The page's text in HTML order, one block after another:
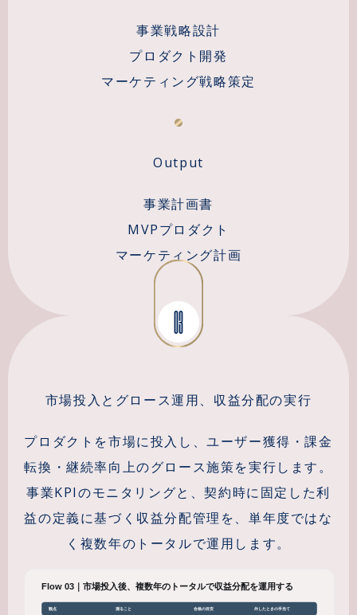
事業戦略設計
プロダクト開発
マーケティング戦略策定
Output
事業計画書
MVPプロダクト
マーケティング計画
03
市場投入とグロース運用、収益分配の実行
プロダクトを市場に投入し、ユーザー獲得・課金
転換・継続率向上のグロース施策を実行します。
事業KPIのモニタリングと、契約時に固定した利
益の定義に基づく収益分配管理を、単年度ではな
く複数年のトータルで運用します。